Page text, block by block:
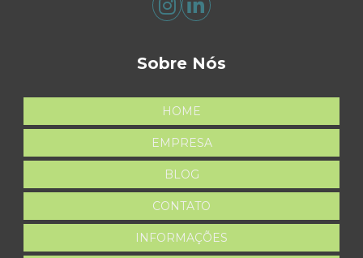
Sobre Nós
HOME
EMPRESA
BLOG
CONTATO
INFORMAÇÕES